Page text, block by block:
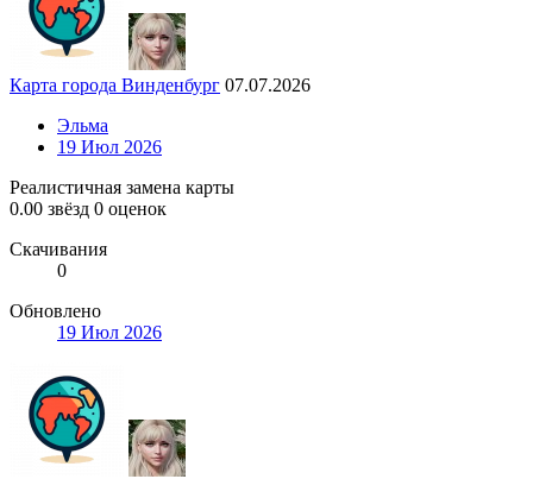
Карта города Винденбург 07.07.2026
Эльма
19 Июл 2026
Реалистичная замена карты
0.00 звёзд 0 оценок
Скачивания
0
Обновлено
19 Июл 2026